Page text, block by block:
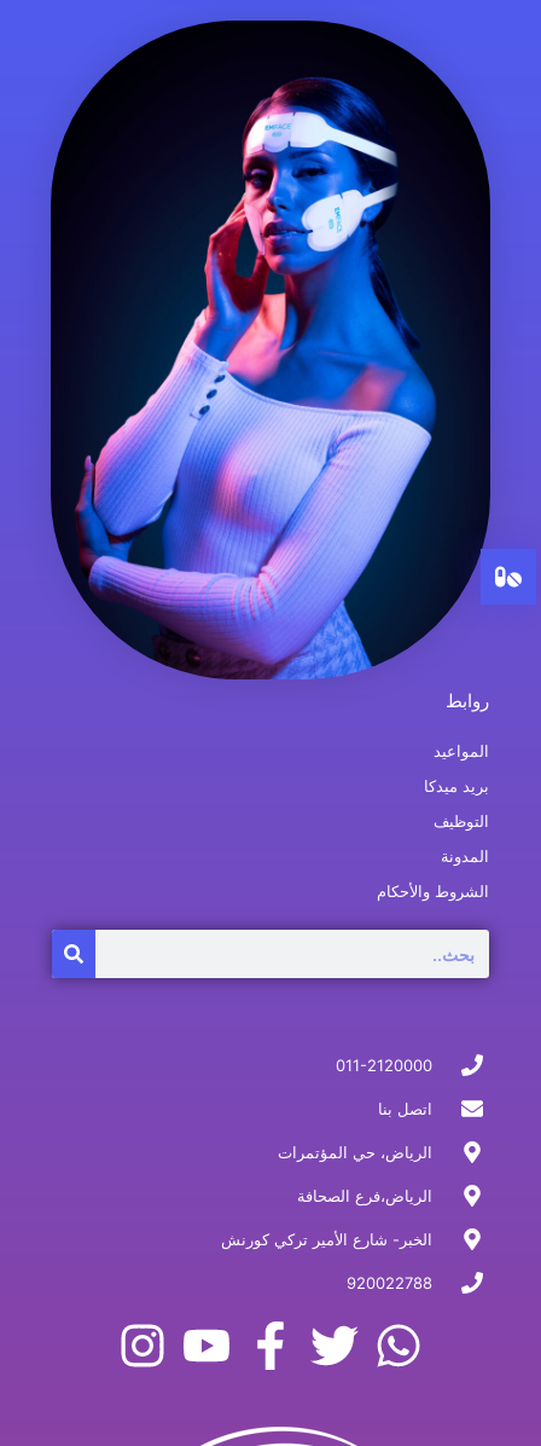
011-2120000
اتصل بنا
الرياض، حي المؤتمرات
الرياض،فرع الصحافة
الخبر- شارع الأمير تركي كورنش
920022788
W
T
F
Y
I
روابط
المواعيد
بريد ميدكا
التوظيف
المدونة
الشروط والأحكام